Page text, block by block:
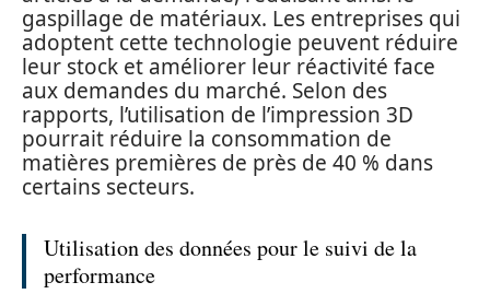
gaspillage de matériaux. Les entreprises qui
adoptent cette technologie peuvent réduire
leur stock et améliorer leur réactivité face
aux demandes du marché. Selon des
rapports, l’utilisation de l’impression 3D
pourrait réduire la consommation de
matières premières de près de 40 % dans
certains secteurs.
Utilisation des données pour le suivi de la
performance